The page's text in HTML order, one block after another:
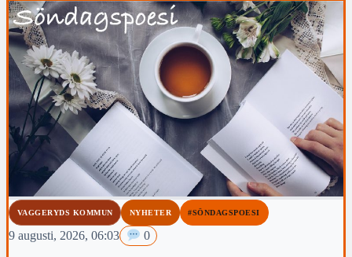
VAGGERYDS KOMMUN NYHETER #SÖNDAGSPOESI
9 augusti, 2026, 06:03 0